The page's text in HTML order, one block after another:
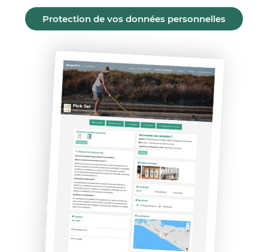
Protection de vos données personnelles